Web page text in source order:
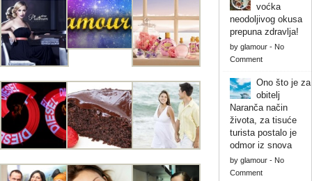
voćka
neodoljivog okusa
prepuna zdravlja!
by glamour- No
Comment
Ono što je za
obitelj
Naranča način
života, za tisuće
turista postalo je
odmor iz snova
by glamour- No
Comment